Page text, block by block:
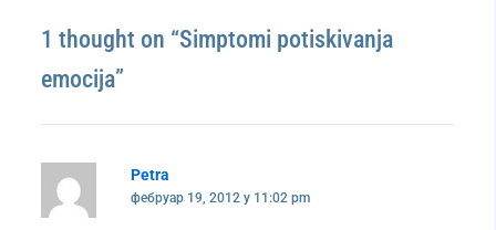
1 thought on “Simptomi potiskivanja
emocija”
Petra
фебруар 19, 2012 у 11:02 pm